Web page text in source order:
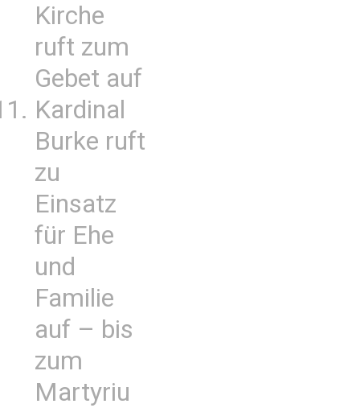
Kirche
ruft zum
Gebet auf
Kardinal
Burke ruft
zu
Einsatz
für Ehe
und
Familie
auf – bis
zum
Martyriu